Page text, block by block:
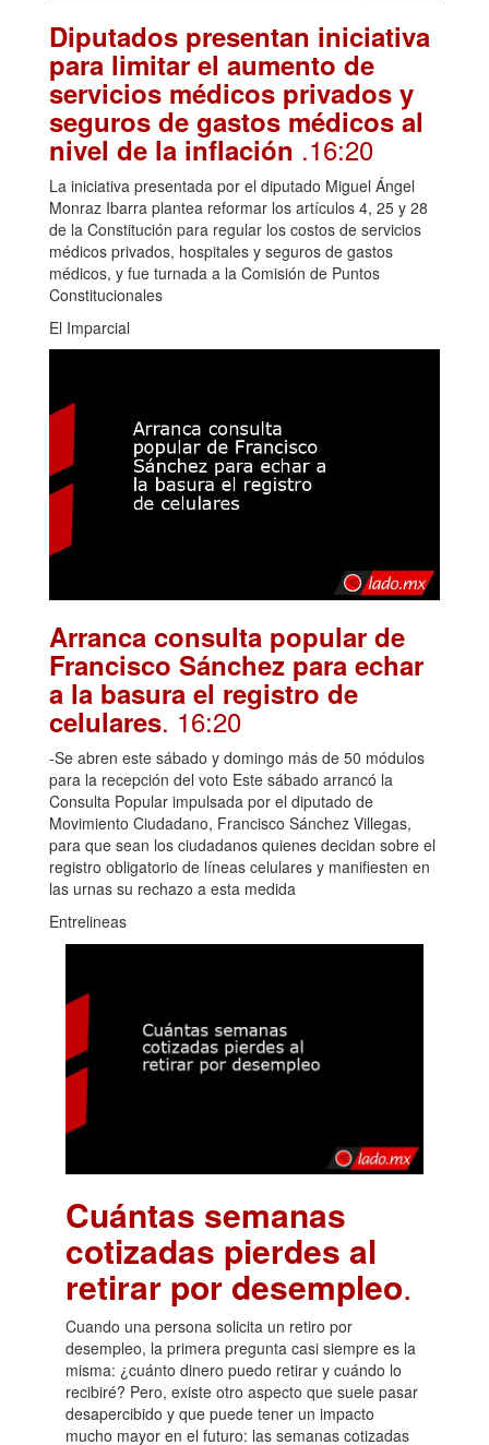
Diputados presentan iniciativa
para limitar el aumento de
servicios médicos privados y
seguros de gastos médicos al
nivel de la inflación .16:20
La iniciativa presentada por el diputado Miguel Ángel
Monraz Ibarra plantea reformar los artículos 4, 25 y 28
de la Constitución para regular los costos de servicios
médicos privados, hospitales y seguros de gastos
médicos, y fue turnada a la Comisión de Puntos
Constitucionales
El Imparcial
Arranca consulta popular de
Francisco Sánchez para echar
a la basura el registro de
celulares. 16:20
-Se abren este sábado y domingo más de 50 módulos
para la recepción del voto Este sábado arrancó la
Consulta Popular impulsada por el diputado de
Movimiento Ciudadano, Francisco Sánchez Villegas,
para que sean los ciudadanos quienes decidan sobre el
registro obligatorio de líneas celulares y manifiesten en
las urnas su rechazo a esta medida
Entrelineas
Cuántas semanas
cotizadas pierdes al
retirar por desempleo.
Cuando una persona solicita un retiro por
desempleo, la primera pregunta casi siempre es la
misma: ¿cuánto dinero puedo retirar y cuándo lo
recibiré? Pero, existe otro aspecto que suele pasar
desapercibido y que puede tener un impacto
mucho mayor en el futuro: las semanas cotizadas